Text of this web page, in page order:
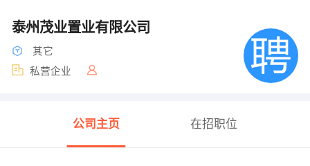
泰州茂业置业有限公司
其它
私营企业
公司主页 在招职位